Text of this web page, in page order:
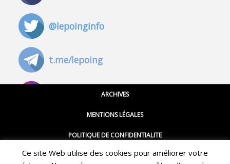
@lepoinginfo
t.me/lepoing
@montpellierpoinginfo
@LePoingMontpellier
ARCHIVES
MENTIONS LÉGALES
POLITIQUE DE CONFIDENTIALITE
CGU
Ce site Web utilise des cookies pour améliorer votre